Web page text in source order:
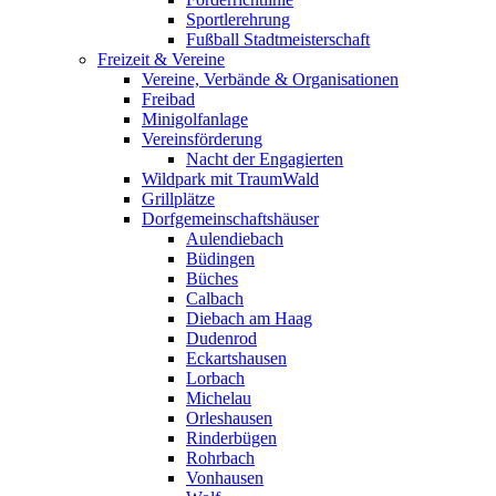
Sportlerehrung
Fußball Stadtmeisterschaft
Freizeit & Vereine
Vereine, Verbände & Organisationen
Freibad
Minigolfanlage
Vereinsförderung
Nacht der Engagierten
Wildpark mit TraumWald
Grillplätze
Dorfgemeinschaftshäuser
Aulendiebach
Büdingen
Büches
Calbach
Diebach am Haag
Dudenrod
Eckartshausen
Lorbach
Michelau
Orleshausen
Rinderbügen
Rohrbach
Vonhausen